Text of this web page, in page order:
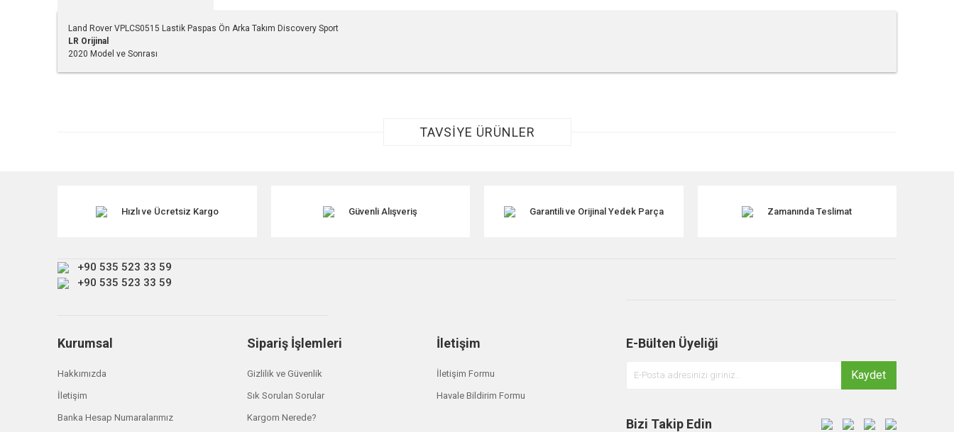
Land Rover VPLCS0515 Lastik Paspas Ön Arka Takım Discovery Sport
LR Orijinal
2020 Model ve Sonrası
Bu ürüne benzer farklı alternatifler olmalı.
TAVSİYE ÜRÜNLER
Hızlı ve Ücretsiz Kargo Güvenli Alışveriş Garantili ve Orijinal Yedek Parça Zamanında Teslimat
+90 535 523 33 59
+90 535 523 33 59
Kurumsal
Hakkımızda
İletişim
Banka Hesap Numaralarımız
Sipariş İşlemleri
Gizlilik ve Güvenlik
Sık Sorulan Sorular
Kargom Nerede?
İletişim
İletişim Formu
Havale Bildirim Formu
E-Bülten Üyeliği
Kaydet
Bizi Takip Edin